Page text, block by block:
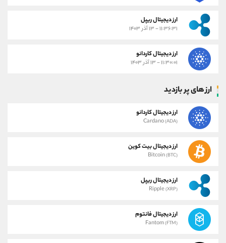
ارز دیجیتال ریپل
۱۱:۳۶:۳۱ - ۱۳ آذر ۱۴۰۳
ارز دیجیتال کاردانو
۱۱:۳۰:۰۱ - ۱۳ آذر ۱۴۰۳
ارز های پر بازدید
ارز دیجیتال کاردانو
Cardano(ADA)
ارز دیجیتال بیت کوین
Bitcoin(BTC)
ارز دیجیتال ریپل
Ripple(XRP)
ارز دیجیتال فانتوم
Fantom(FTM)